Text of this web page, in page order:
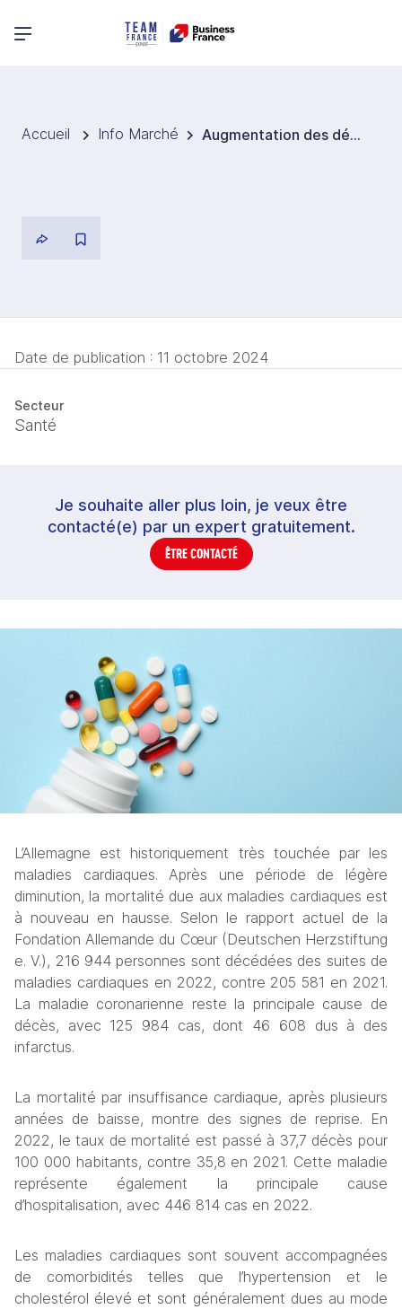
Menu principal
Accueil Info Marché Augmentation des décès liés aux maladies cardiaques en Allemagne : un appel à une meilleure résilience médicale
Date de publication : 11 octobre 2024
Secteur
Santé
Je souhaite aller plus loin, je veux être
contacté(e) par un expert gratuitement.
ÊTRE CONTACTÉ
L’Allemagne est historiquement très touchée par les
maladies cardiaques. Après une période de légère
diminution, la mortalité due aux maladies cardiaques est
à nouveau en hausse. Selon le rapport actuel de la
Fondation Allemande du Cœur (Deutschen Herzstiftung
e. V.), 216 944 personnes sont décédées des suites de
maladies cardiaques en 2022, contre 205 581 en 2021.
La maladie coronarienne reste la principale cause de
décès, avec 125 984 cas, dont 46 608 dus à des
infarctus.
La mortalité par insuffisance cardiaque, après plusieurs
années de baisse, montre des signes de reprise. En
2022, le taux de mortalité est passé à 37,7 décès pour
100 000 habitants, contre 35,8 en 2021. Cette maladie
représente également la principale cause
d’hospitalisation, avec 446 814 cas en 2022.
Les maladies cardiaques sont souvent accompagnées
de comorbidités telles que l’hypertension et le
cholestérol élevé et sont généralement dues au mode